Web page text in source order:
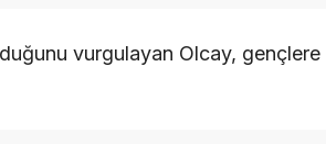
vurgulayan Olcay, gençlere